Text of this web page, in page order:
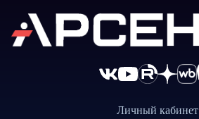
Личный кабинет